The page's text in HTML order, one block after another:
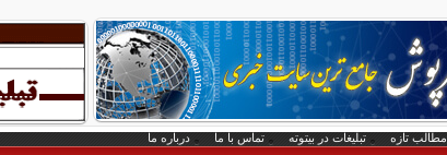
مطالب تازه تبلیغات در بیتوته تماس با ما درباره ما